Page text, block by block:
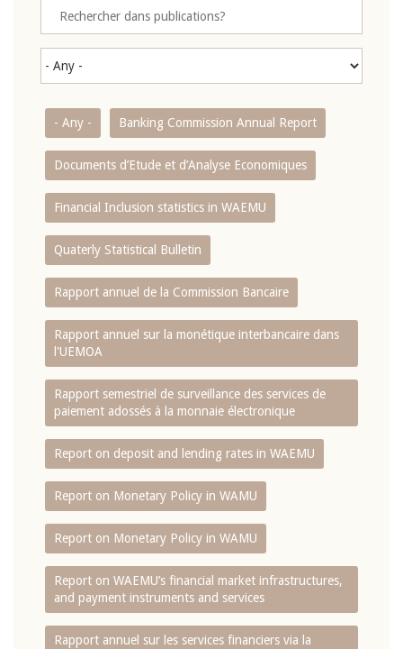
- Any - Banking Commission Annual Report
Documents d’Etude et d’Analyse Economiques
Financial Inclusion statistics in WAEMU
Quaterly Statistical Bulletin
Rapport annuel de la Commission Bancaire
Rapport annuel sur la monétique interbancaire dans
l'UEMOA
Rapport semestriel de surveillance des services de
paiement adossés à la monnaie électronique
Report on deposit and lending rates in WAEMU
Report on Monetary Policy in WAMU
Report on Monetary Policy in WAMU
Report on WAEMU’s financial market infrastructures,
and payment instruments and services
Rapport annuel sur les services financiers via la